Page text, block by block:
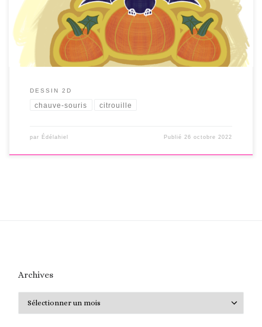
DESSIN 2D
chauve-souris citrouille
par Édélahiel Publié 26 octobre 2022
Archives